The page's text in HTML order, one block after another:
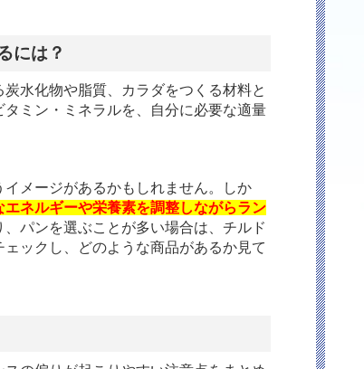
には？
水化物や脂質、カラダをつくる材料と
ミン・ミネラルを、自分に必要な適量
メージがあるかもしれません。しか
ネルギーや栄養素を調整しながらラン
パンを選ぶことが多い場合は、チルド
ックし、どのような商品があるか見て